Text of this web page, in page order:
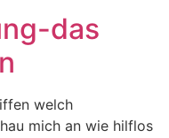
das
welch
mich an wie hilflos